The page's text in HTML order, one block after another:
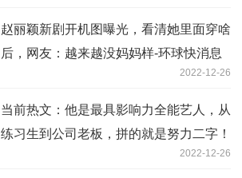
赵丽颖新剧开机图曝光，看清她里面穿啥
后，网友：越来越没妈妈样-环球快消息
2022-12-26
当前热文：他是最具影响力全能艺人，从
练习生到公司老板，拼的就是努力二字！
2022-12-26